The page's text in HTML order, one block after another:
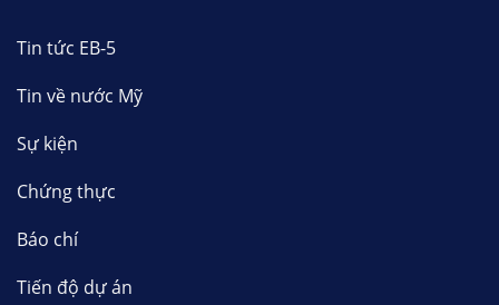
Tin tức EB-5
Tin về nước Mỹ
Sự kiện
Chứng thực
Báo chí
Tiến độ dự án